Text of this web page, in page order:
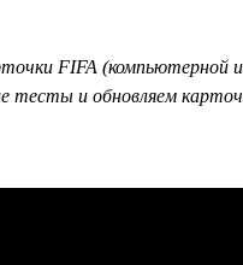
FIFA
тесты и обновляем